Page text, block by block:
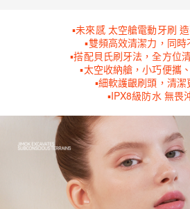
▪未來感 太空艙電動牙刷
▪雙頻高效清潔力，同時
▪搭配貝氏刷牙法，全方位
▪太空收納艙，小巧便攜
▪細軟護齦刷頭，清潔
▪IPX8級防水 無畏